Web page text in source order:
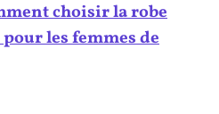
choisir la robe
les femmes de